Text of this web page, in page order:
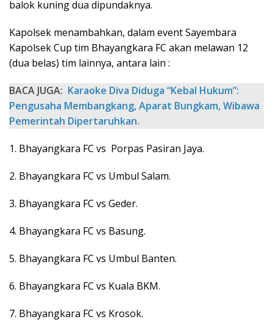
balok kuning dua dipundaknya.
Kapolsek menambahkan, dalam event Sayembara
Kapolsek Cup tim Bhayangkara FC akan melawan 12
(dua belas) tim lainnya, antara lain :
BACA JUGA: ‎Karaoke Diva Diduga “Kebal Hukum”:
Pengusaha Membangkang, Aparat Bungkam, Wibawa
Pemerintah Dipertaruhkan.
1. Bhayangkara FC vs Porpas Pasiran Jaya.
2. Bhayangkara FC vs Umbul Salam.
3. Bhayangkara FC vs Geder.
4. Bhayangkara FC vs Basung.
5. Bhayangkara FC vs Umbul Banten.
6. Bhayangkara FC vs Kuala BKM.
7. Bhayangkara FC vs Krosok.